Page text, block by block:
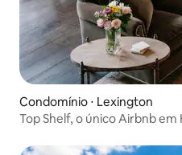
Condomínio ⋅ Lexington
Top Shelf, o único Airbnb em